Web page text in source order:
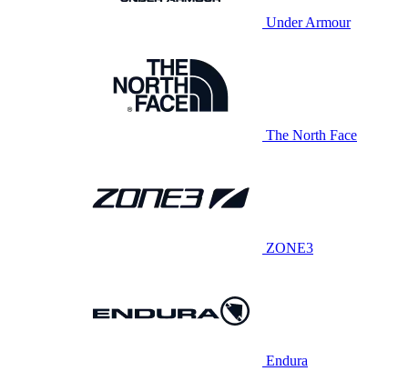
Under Armour
The North Face
ZONE3
Endura